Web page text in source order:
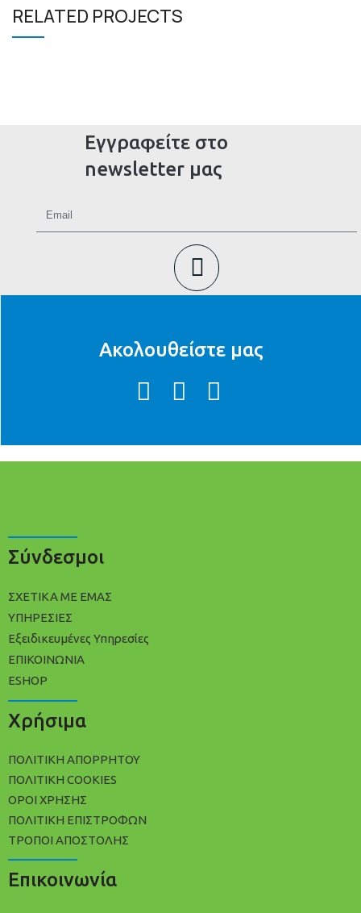
RELATED PROJECTS
Εγγραφείτε στο
newsletter μας
Ακολουθείστε μας
Σύνδεσμοι
ΣΧΕΤΙΚΑ ΜΕ ΕΜΑΣ
ΥΠΗΡΕΣΙΕΣ
Εξειδικευμένες Υπηρεσίες
ΕΠΙΚΟΙΝΩΝΙΑ
ESHOP
Χρήσιμα
ΠΟΛΙΤΙΚΉ ΑΠΟΡΡΉΤΟΥ
ΠΟΛΊΤΙΚΗ COOKIES
ΌΡΟΙ ΧΡΉΣΗΣ
ΠΟΛΙΤΙΚΉ ΕΠΙΣΤΡΟΦΏΝ
ΤΡΌΠΟΙ ΑΠΟΣΤΟΛΉΣ
Επικοινωνία